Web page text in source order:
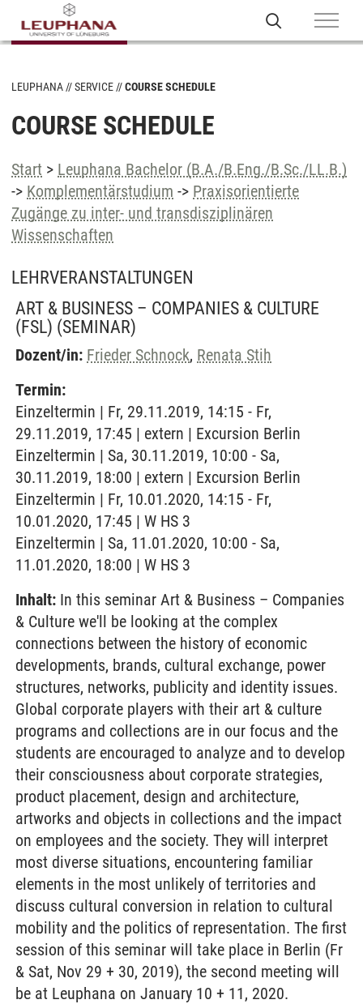
LEUPHANA SERVICE COURSE SCHEDULE
COURSE SCHEDULE
Start > Leuphana Bachelor (B.A./B.Eng./B.Sc./LL.B.)
-> Komplementärstudium -> Praxisorientierte
Zugänge zu inter- und transdisziplinären
Wissenschaften
LEHRVERANSTALTUNGEN
ART & BUSINESS – COMPANIES & CULTURE
(FSL) (SEMINAR)
Dozent/in: Frieder Schnock, Renata Stih
Termin:
Einzeltermin | Fr, 29.11.2019, 14:15 - Fr,
29.11.2019, 17:45 | extern | Excursion Berlin
Einzeltermin | Sa, 30.11.2019, 10:00 - Sa,
30.11.2019, 18:00 | extern | Excursion Berlin
Einzeltermin | Fr, 10.01.2020, 14:15 - Fr,
10.01.2020, 17:45 | W HS 3
Einzeltermin | Sa, 11.01.2020, 10:00 - Sa,
11.01.2020, 18:00 | W HS 3
Inhalt: In this seminar Art & Business – Companies
& Culture we'll be looking at the complex
connections between the history of economic
developments, brands, cultural exchange, power
structures, networks, publicity and identity issues.
Global corporate players with their art & culture
programs and collections are in our focus and the
students are encouraged to analyze and to develop
their consciousness about corporate strategies,
product placement, design and architecture,
artworks and objects in collections and the impact
on employees and the society. They will interpret
most diverse situations, encountering familiar
elements in the most unlikely of territories and
discuss cultural conversion in relation to cultural
mobility and the politics of representation. The first
session of this seminar will take place in Berlin (Fr
& Sat, Nov 29 + 30, 2019), the second meeting will
be at Leuphana on January 10 + 11, 2020.